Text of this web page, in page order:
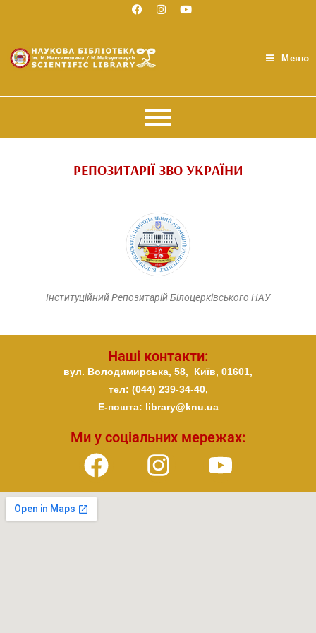
Меню
РЕПОЗИТАРІЇ ЗВО УКРАЇНИ
Інституційний Репозитарій Білоцерківського НАУ
Наші контакти:
Ми у соціальних мережах:
вул. Володимирська, 58, Київ, 01601,
тел: (044) 239-34-40,
E-пошта: library@knu.ua